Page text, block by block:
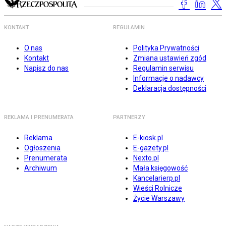
KONTAKT
O nas
Kontakt
Napisz do nas
REGULAMIN
Polityka Prywatności
Zmiana ustawień zgód
Regulamin serwisu
Informacje o nadawcy
Deklaracja dostępności
REKLAMA I PRENUMERATA
Reklama
Ogłoszenia
Prenumerata
Archiwum
PARTNERZY
E-kiosk.pl
E-gazety.pl
Nexto.pl
Mała księgowość
Kancelarierp.pl
Wieści Rolnicze
Życie Warszawy